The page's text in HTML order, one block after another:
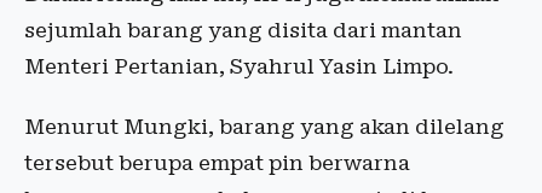
sejumlah barang yang disita dari mantan
Menteri Pertanian, Syahrul Yasin Limpo.
Menurut Mungki, barang yang akan dilelang
tersebut berupa empat pin berwarna